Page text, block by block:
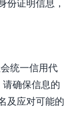
统一信用代
确保信息的
及应对可能的